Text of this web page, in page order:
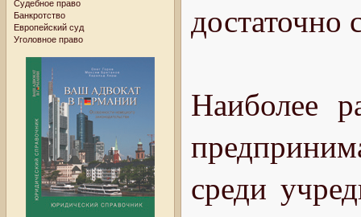
Судебное право
Банкротство
Европейский суд
Уголовное право
достаточно
Наиболее
среди